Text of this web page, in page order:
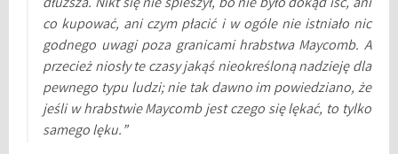
dłuższa. Nikt się nie spieszył, bo nie było dokąd iść, ani
co kupować, ani czym płacić i w ogóle nie istniało nic
godnego uwagi poza granicami hrabstwa Maycomb. A
przecież niosły te czasy jakąś nieokreśloną nadzieję dla
pewnego typu ludzi; nie tak dawno im powiedziano, że
jeśli w hrabstwie Maycomb jest czego się lękać, to tylko
samego lęku.”